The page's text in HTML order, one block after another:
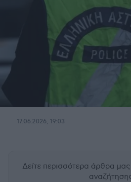
17.06.2026, 19:03
Δείτε περισσότερα άρθρα μας